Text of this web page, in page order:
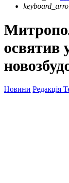
освятив
Новини Редакція